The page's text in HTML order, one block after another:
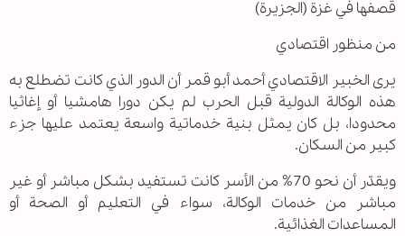
قصفها في غزة (الجزيرة)
من منظور اقتصادي
يرى الخبير الاقتصادي أحمد أبو قمر أن الدور الذي كانت تضطلع به
هذه الوكالة الدولية قبل الحرب لم يكن دورا هامشيا أو إغاثيا
محدودا، بل كان يمثل بنية خدماتية واسعة يعتمد عليها جزء
كبير من السكان.
ويقدّر أن نحو 70% من الأسر كانت تستفيد بشكل مباشر أو غير
مباشر من خدمات الوكالة، سواء في التعليم أو الصحة أو
المساعدات الغذائية.